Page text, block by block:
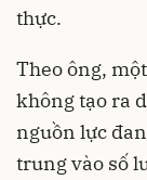
thực.
Theo ông,
không tạo ra
nguồn lực
trung vào số